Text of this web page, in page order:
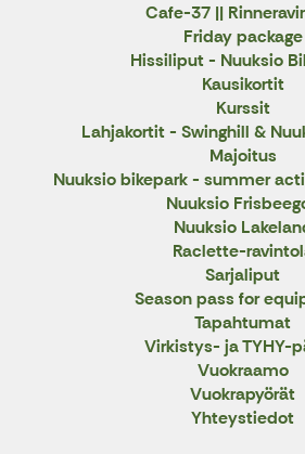
Cafe-37 ||
Friday package
Hissiliput - Nuuksio
Kausikortit
Kurssit
Lahjakortit - Swinghill &
Majoitus
Nuuksio bikepark - summer
Nuuksio
Nuuksio
Raclette-
Sarjaliput
Season pass for
Tapahtumat
Virkistys- ja TYHY-
Vuokraamo
Vuokrapyörät
Yhteystiedot